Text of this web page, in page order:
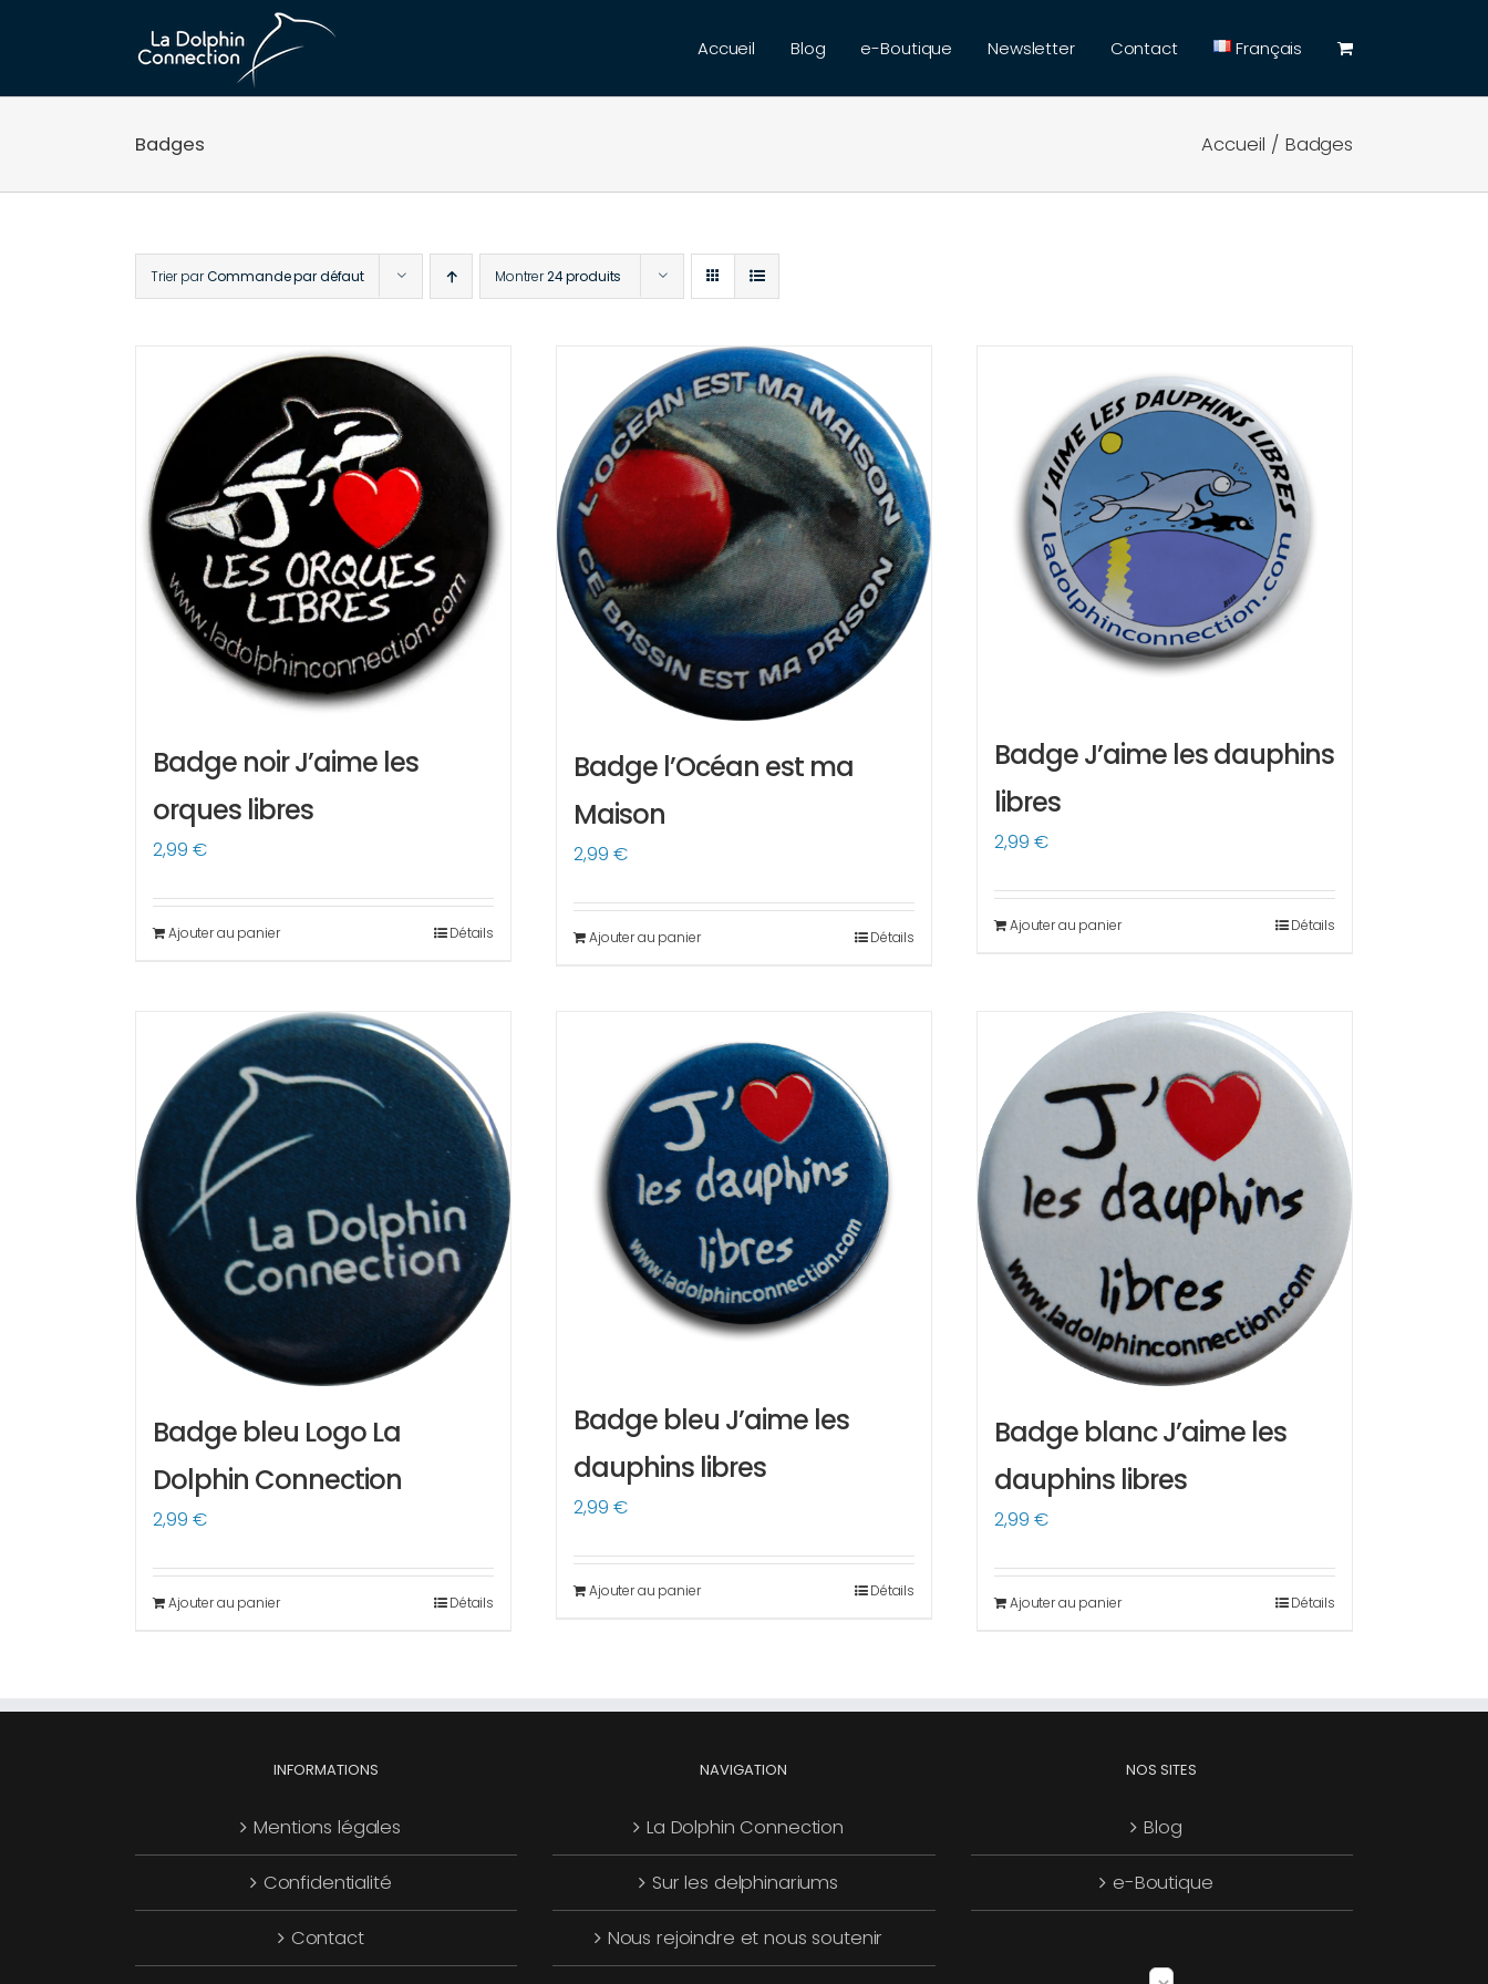
Accueil Blog e-Boutique Newsletter Contact Français
Badges Accueil Badges
Trier parCommande par défaut Montrer24 produits
Badge noir J’aime les
orques libres
2,99€
Ajouter au panier Détails
Badge l’Océan est ma
Maison
2,99€
Ajouter au panier Détails
Badge J’aime les dauphins
libres
2,99€
Ajouter au panier Détails
Badge bleu Logo La
Dolphin Connection
2,99€
Ajouter au panier Détails
Badge bleu J’aime les
dauphins libres
2,99€
Ajouter au panier Détails
Badge blanc J’aime les
dauphins libres
2,99€
Ajouter au panier Détails
INFORMATIONS
Mentions légales
Confidentialité
Contact
NAVIGATION
La Dolphin Connection
Sur les delphinariums
Nous rejoindre et nous soutenir
NOS SITES
Blog
e-Boutique